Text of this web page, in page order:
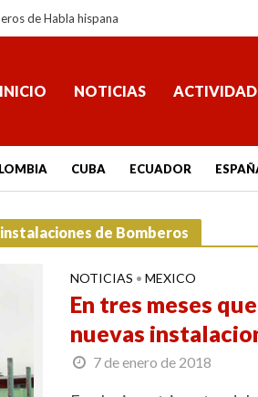
de Habla hispana
INICIO NOTICIAS
CUBA ECUADOR
de Bomberos
NOTICIAS • MEXICO
En tres meses
nuevas
7 de enero de 2018